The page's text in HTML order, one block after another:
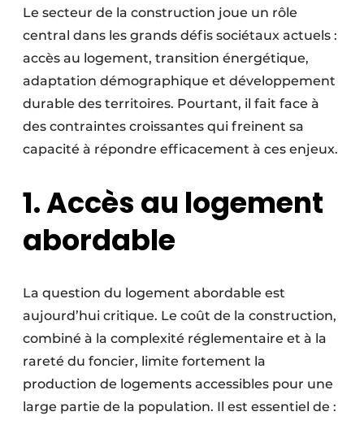
Protection solaire
Rénovation
Sécurité incendie
Software
Travaux ferroviaires
Le secteur de la construction joue un rôle
central dans les grands défis sociétaux actuels :
accès au logement, transition énergétique,
adaptation démographique et développement
durable des territoires. Pourtant, il fait face à
des contraintes croissantes qui freinent sa
capacité à répondre efficacement à ces enjeux.
1. Accès au logement
abordable
La question du logement abordable est
aujourd’hui critique. Le coût de la construction,
combiné à la complexité réglementaire et à la
rareté du foncier, limite fortement la
production de logements accessibles pour une
large partie de la population. Il est essentiel de :